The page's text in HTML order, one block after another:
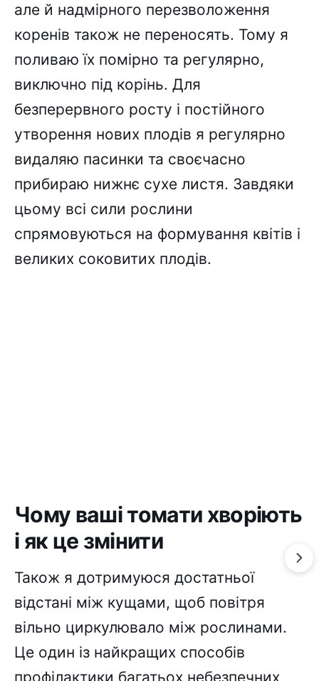
але й надмірного перезволоження
коренів також не переносять. Тому я
поливаю їх помірно та регулярно,
виключно під корінь. Для
безперервного росту і постійного
утворення нових плодів я регулярно
видаляю пасинки та своєчасно
прибираю нижнє сухе листя. Завдяки
цьому всі сили рослини
спрямовуються на формування квітів і
великих соковитих плодів.
Чому ваші томати хворіють
і як це змінити
Також я дотримуюся достатньої
відстані між кущами, щоб повітря
вільно циркулювало між рослинами.
Це один із найкращих способів
профілактики багатьох небезпечних